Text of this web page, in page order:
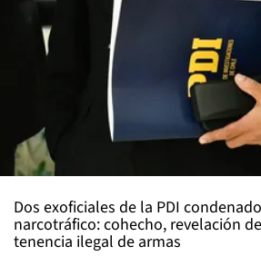
Dos exoficiales de la PDI
narcotráfico: cohecho, revelación
tenencia ilegal de armas